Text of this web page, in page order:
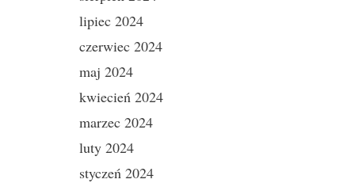
lipiec 2024
czerwiec 2024
maj 2024
kwiecień 2024
marzec 2024
luty 2024
styczeń 2024